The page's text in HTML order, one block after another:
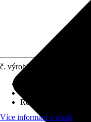
č. výrobku
Rozměry (ŠxVxH)
Více informací o zboží